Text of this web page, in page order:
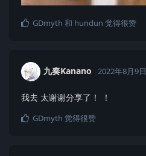
GDmyth 和 hundun 觉得很赞
九奏Kanano 2022年8月9日
我去 太谢谢分享了！ ！
GDmyth 觉得很赞